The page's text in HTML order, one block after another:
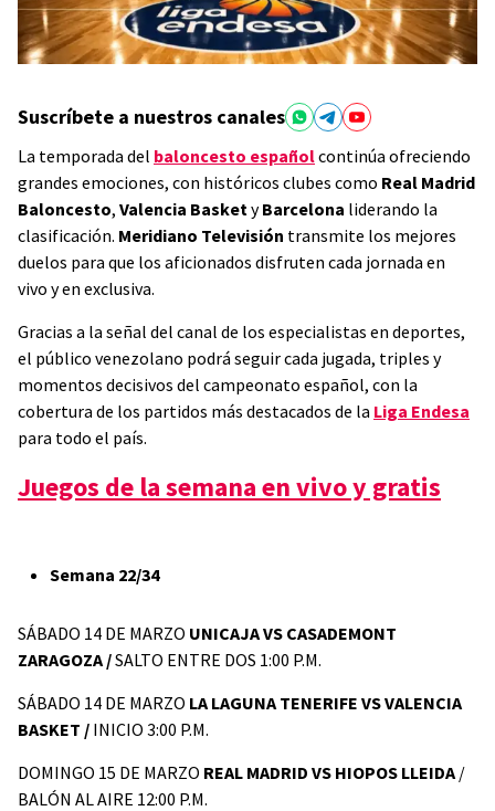
Suscríbete a nuestros canales
La temporada del baloncesto españolcontinúa ofreciendo
grandes emociones, con históricos clubes como Real Madrid
Baloncesto, Valencia BasketyBarcelona liderando la
clasificación. Meridiano Televisión transmite los mejores
duelos para que los aficionados disfruten cada jornada en
vivo y en exclusiva.
Gracias a la señal del canal de los especialistas en deportes,
el público venezolano podrá seguir cada jugada, triples y
momentos decisivos del campeonato español, con la
cobertura de los partidos más destacados de la Liga Endesa
para todo el país.
Juegos de la semana en vivo y gratis
Semana 22/34
SÁBADO 14 DE MARZO UNICAJA VS CASADEMONT
ZARAGOZA /SALTO ENTRE DOS 1:00 P.M.
SÁBADO 14 DE MARZO LA LAGUNA TENERIFE VS VALENCIA
BASKET / INICIO 3:00 P.M.
DOMINGO 15 DE MARZO REAL MADRID VS HIOPOS LLEIDA /
BALÓN AL AIRE 12:00 P.M.